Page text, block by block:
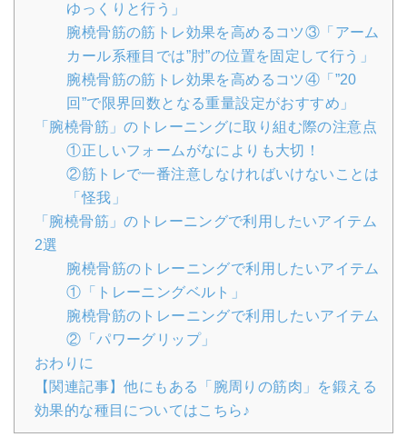
ゆっくりと行う」
腕橈骨筋の筋トレ効果を高めるコツ③「アーム
カール系種目では”肘”の位置を固定して行う」
腕橈骨筋の筋トレ効果を高めるコツ④「”20
回”で限界回数となる重量設定がおすすめ」
「腕橈骨筋」のトレーニングに取り組む際の注意点
①正しいフォームがなによりも大切！
②筋トレで一番注意しなければいけないことは
「怪我」
「腕橈骨筋」のトレーニングで利用したいアイテム
2選
腕橈骨筋のトレーニングで利用したいアイテム
①「トレーニングベルト」
腕橈骨筋のトレーニングで利用したいアイテム
②「パワーグリップ」
おわりに
【関連記事】他にもある「腕周りの筋肉」を鍛える
効果的な種目についてはこちら♪